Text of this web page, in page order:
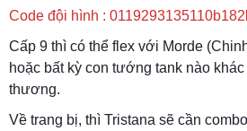
Code đội hình :
Cấp 9 thì có thể flex với Morde
hoặc bất kỳ con tướng tank nào
thương.
Về trang bị, thì Tristana sẽ cần